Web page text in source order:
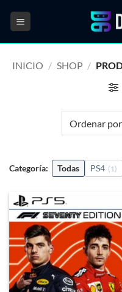
INICIO / SHOP /
Categoría: Todas PS4 (1)